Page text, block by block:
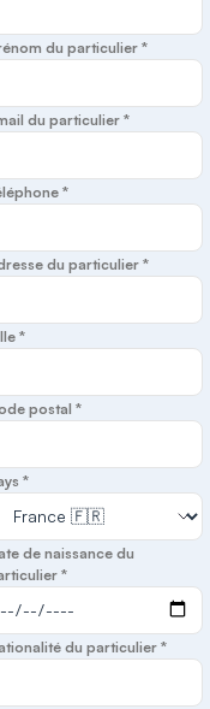
du particulier *
du particulier *
*
du particulier *
*
postal *
*
de naissance du
*
du particulier *